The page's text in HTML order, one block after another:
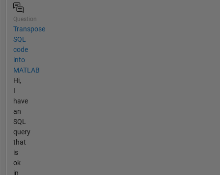
Question
Transpose
SQL
code
into
MATLAB
Hi,
I
have
an
SQL
query
that
is
ok
in